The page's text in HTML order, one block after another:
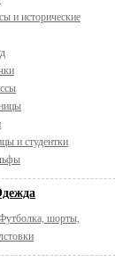
и исторические
и студентки
шорты,